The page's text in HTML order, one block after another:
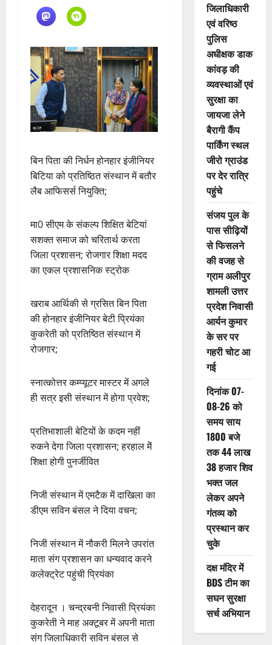
बिन पिता की निर्धन होनहार इंजीनियर
बिटिया को प्रतिष्ठित संस्थान में बतौर
लैब आफिसर्स नियुक्ति;
मा0 सीएम के संकल्प शिक्षित बेटियां
सशक्त समाज को चरितार्थ करता
जिला प्रशासन; रोजगार शिक्षा मदद
का एकल प्रशासनिक स्ट्रोक
खराब आर्थिकी से ग्रसित बिन पिता
की होनहार इंजीनियर बेटी प्रियंका
कुकरेती को प्रतिष्ठित संस्थान में
रोजगार;
स्नात्कोत्तर कम्प्यूटर मास्टर में अगले
ही सत्र इसी संस्थान में होगा प्रवेश;
प्रतिभाशाली बेटियों के कदम नहीं
रुकने देगा जिला प्रशासन; हरहाल मेें
शिक्षा होगी पुनर्जीवित
निजी संस्थान में एमटैक में दाखिला का
डीएम सविन बंसल ने दिया वचन;
निजी संस्थान में नौकरी मिलने उपरांत
माता संग प्रशासन का धन्यवाद करने
कलेक्ट्रेट पहुंची प्रियंका
देहरादून । चन्द्रबनी निवासी प्रियंका
कुकरेती ने माह अक्टूबर में अपनी माता
संग जिलाधिकारी सविन बंसल से
जिलाधिकारी
एवं वरिष्ठ
पुलिस
अधीक्षक डाक
कांवड़ की
व्यवस्थाओं एवं
सुरक्षा का
जायजा लेने
बैरागी कैंप
पार्किंग स्थल
जीरो ग्राउंड
पर देर रात्रि
पहुंचे
संजय पुल के
पास सीढ़ियों
से फिसलने
की वजह से
ग्राम अलीपुर
शामली उत्तर
प्रदेश निवासी
आर्यन कुमार
के सर पर
गहरी चोट आ
गई
दिनांक 07-
08-26 को
समय साय
1800 बजे
तक 44 लाख
38 हजार शिव
भक्त जल
लेकर अपने
गंतव्य को
प्रस्थान कर
चुके
दक्ष मंदिर में
BDS टीम का
सघन सुरक्षा
सर्च अभियान